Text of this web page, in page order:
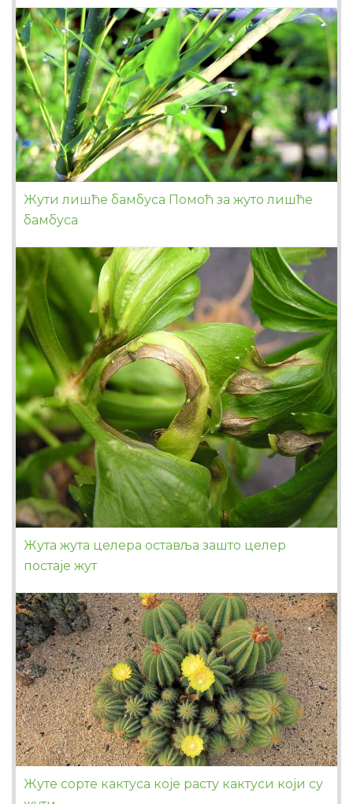
Жути лишће бамбуса Помоћ за жуто лишће
бамбуса
Жута жута целера оставља зашто целер
постаје жут
Жуте сорте кактуса које расту кактуси који су